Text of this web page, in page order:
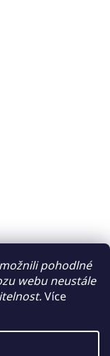
pohodlné
webu neustále
Více